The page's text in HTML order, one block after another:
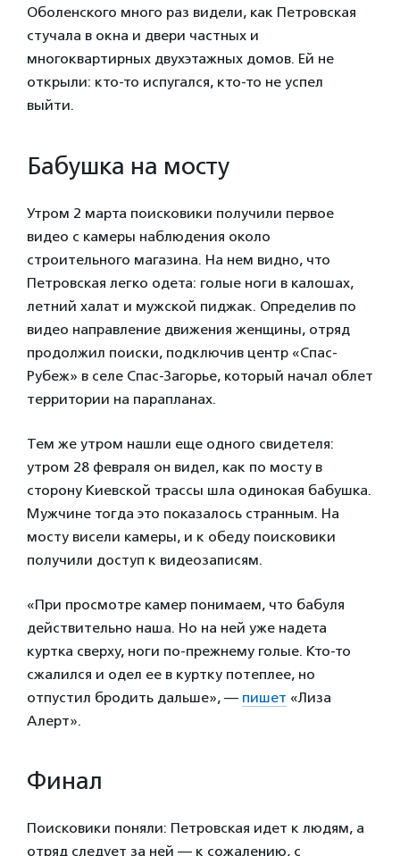
Оболенского много раз видели, как Петровская
стучала в окна и двери частных и
многоквартирных двухэтажных домов. Ей не
открыли: кто-то испугался, кто-то не успел
выйти.
Бабушка на мосту
Утром 2 марта поисковики получили первое
видео с камеры наблюдения около
строительного магазина. На нем видно, что
Петровская легко одета: голые ноги в калошах,
летний халат и мужской пиджак. Определив по
видео направление движения женщины, отряд
продолжил поиски, подключив центр «Спас-
Рубеж» в селе Спас-Загорье, который начал облет
территории на парапланах.
Тем же утром нашли еще одного свидетеля:
утром 28 февраля он видел, как по мосту в
сторону Киевской трассы шла одинокая бабушка.
Мужчине тогда это показалось странным. На
мосту висели камеры, и к обеду поисковики
получили доступ к видеозаписям.
«При просмотре камер понимаем, что бабуля
действительно наша. Но на ней уже надета
куртка сверху, ноги по-прежнему голые. Кто-то
сжалился и одел ее в куртку потеплее, но
отпустил бродить дальше», — пишет «Лиза
Алерт».
Финал
Поисковики поняли: Петровская идет к людям, а
отряд следует за ней — к сожалению, с